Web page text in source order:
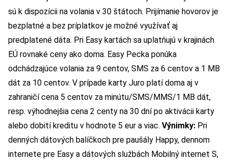
sú k dispozícii na volania v 30 štátoch. Prijímanie hovorov je
bezplatné a bez príplatkov je možné využívať aj
predplatené dáta. Pri Easy kartách sa uplatňujú v krajinách
EÚ rovnaké ceny ako doma. Easy Pecka ponúka
odchádzajúce volania za 9 centov, SMS za 6 centov a 1 MB
dát za 10 centov. V prípade karty Juro platí doma aj v
zahraničí cena 5 centov za minútu/SMS/MMS/1 MB dát,
resp. výhodnejšia cena 2 centy na 30 dní po aktivácii karty
alebo dobití kreditu v hodnote 5 eur a viac. Výnimky: Pri
denných dátových balíčkoch pre paušály Happy, dennom
internete pre Easy a dátových službách Mobilný internet S,